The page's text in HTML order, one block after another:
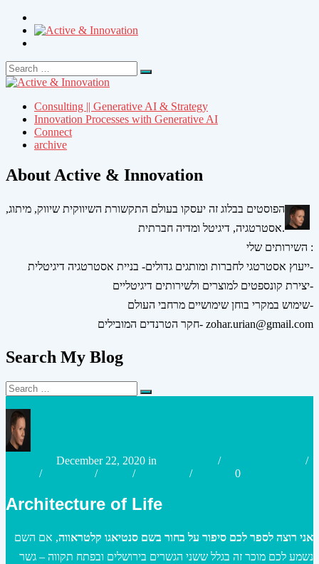
Search
for:
Search
Consulting || Generative AI & Strategy
Innovation Processes with Generative AI
Connect
archive
About Active & Innovation
הפוסטים בבלוג זה יעסקו בעולם התקשורת השיווקית שיווק, מיתוג,
אסטרטגיה, דיגיטל ומדיה חברתית.
השירותים שלי :
ייעוץ אסטרטגי לחברות ומותגים גדולים- בניית אסטרטגיה דיגיטלית-
יצירת קונספטים למוצרים ולשירותים דיגיטליים-
שימוש במקרי בוחן שימושיים מרחבי העולם-
חקר הטרנדים המובילים- zohar.urian@gmail.com
Search My Blog
Search
for:
Search
December 22, 2020 in /
/
/ / / / 0
Architecture of Life
אני רוצה לספר לכם סיפור על בחור בשם סנטיאגו קלטראווה, אם השם
נשמע לכם מוכר זה בגלל ששני הגשרים בירושלים ובפתח תקווה – גשר